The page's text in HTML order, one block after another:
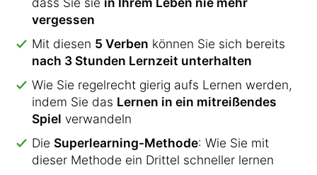
vergessen
Mit diesen 5 Verben können Sie sich bereits
nach 3 Stunden Lernzeit unterhalten
Wie Sie regelrecht gierig aufs Lernen werden,
indem Sie das Lernen in ein mitreißendes
Spiel verwandeln
Die Superlearning-Methode: Wie Sie mit
dieser Methode ein Drittel schneller lernen